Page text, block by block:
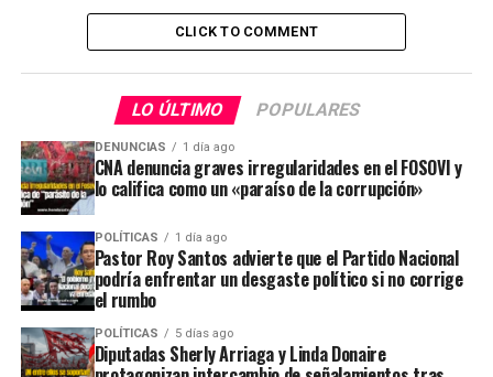
CLICK TO COMMENT
LO ÚLTIMO POPULARES
DENUNCIAS 1 día ago
CNA denuncia graves irregularidades en el FOSOVI y
lo califica como un «paraíso de la corrupción»
POLÍTICAS 1 día ago
Pastor Roy Santos advierte que el Partido Nacional
podría enfrentar un desgaste político si no corrige
el rumbo
POLÍTICAS 5 días ago
Diputadas Sherly Arriaga y Linda Donaire